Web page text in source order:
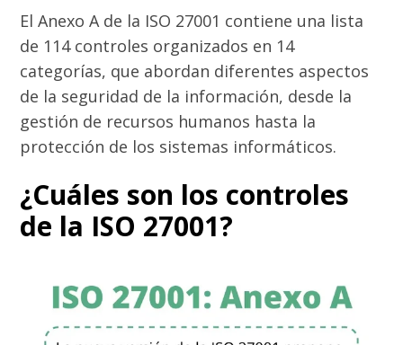
El Anexo A de la ISO 27001 contiene una lista
de 114 controles organizados en 14
categorías, que abordan diferentes aspectos
de la seguridad de la información, desde la
gestión de recursos humanos hasta la
protección de los sistemas informáticos.
¿Cuáles son los controles
de la ISO 27001?